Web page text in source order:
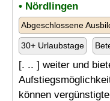
• Nördlingen
Abgeschlossene
30+ Urlaubstage
[. .. ] weiter und
können